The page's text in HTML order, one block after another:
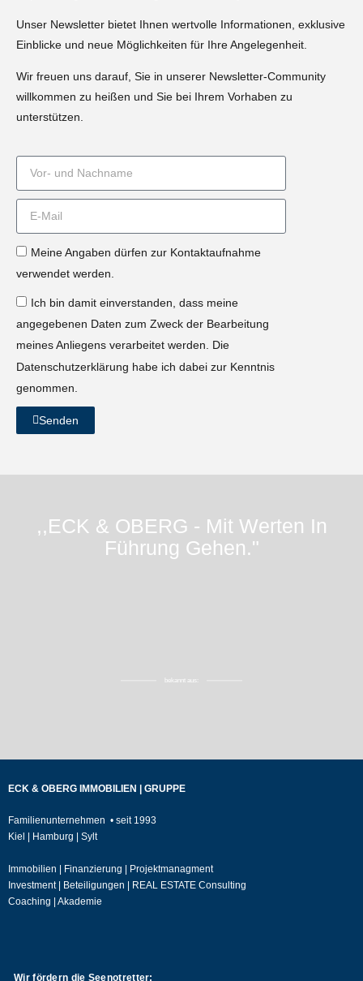
Unser Newsletter bietet Ihnen wertvolle Informationen, exklusive
Einblicke und neue Möglichkeiten für Ihre Angelegenheit.
Wir freuen uns darauf, Sie in unserer Newsletter-Community
willkommen zu heißen und Sie bei Ihrem Vorhaben zu
unterstützen.
Meine Angaben dürfen zur Kontaktaufnahme
verwendet werden.
Ich bin damit einverstanden, dass meine
angegebenen Daten zum Zweck der Bearbeitung
meines Anliegens verarbeitet werden. Die
Datenschutzerklärung habe ich dabei zur Kenntnis
genommen.
Senden
,,ECK & OBERG - Mit Werten In
Führung Gehen."
bekannt aus:
ECK & OBERG IMMOBILIEN | GRUPPE
Familienunternehmen • seit 1993
Kiel | Hamburg | Sylt
Immobilien | Finanzierung | Projektmanagment
Investment | Beteiligungen | REAL ESTATE Consulting
Coaching | Akademie
Wir fördern die Seenotretter: